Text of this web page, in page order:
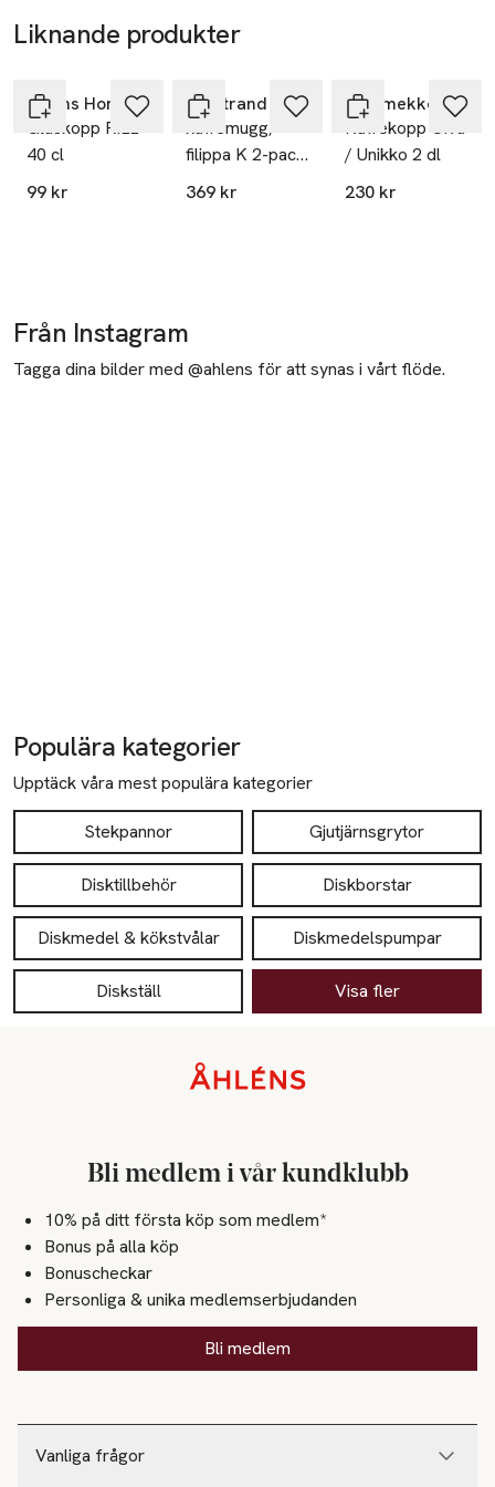
Liknande produkter
Åhléns Home
Glaskopp RILL
40 cl
99 kr
Rörstrand
kaffemugg,
filippa K 2-pack,
31 cl
369 kr
Marimekko
Kaffekopp Oiva
/ Unikko 2 dl
230 kr
Från Instagram
Tagga dina bilder med @ahlens för att synas i vårt flöde.
Populära kategorier
Upptäck våra mest populära kategorier
Stekpannor Gjutjärnsgrytor
Disktillbehör Diskborstar
Diskmedel & kökstvålar Diskmedelspumpar
Diskställ Visa fler
Vanliga frågor
Bli medlem i vår kundklubb
10% på ditt första köp som medlem*
Bonus på alla köp
Bonuscheckar
Personliga & unika medlemserbjudanden
Bli medlem